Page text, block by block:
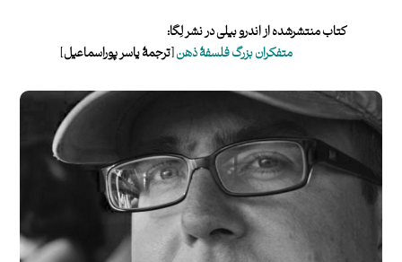
کتاب‌ منتشرشده از اندرو بیلی در نشر لِگا:
متفکران بزرگ فلسفۀ ذهن[ترجمۀ یاسر پوراسماعیل]